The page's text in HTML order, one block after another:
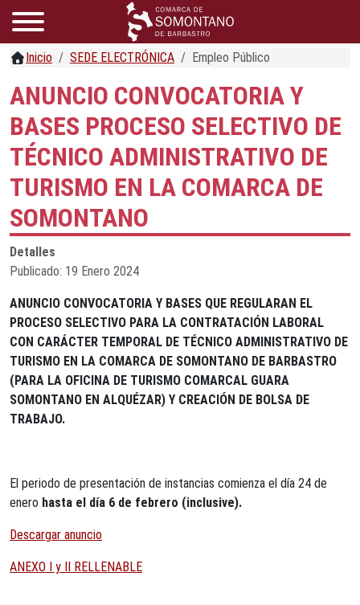
Inicio SEDE ELECTRÓNICA Empleo Público
ANUNCIO CONVOCATORIA Y
BASES PROCESO SELECTIVO DE
TÉCNICO ADMINISTRATIVO DE
TURISMO EN LA COMARCA DE
SOMONTANO
Detalles
Publicado: 19 Enero 2024
ANUNCIO CONVOCATORIA Y BASES QUE REGULARAN EL
PROCESO SELECTIVO PARA LA CONTRATACIÓN LABORAL
CON CARÁCTER TEMPORAL DE TÉCNICO ADMINISTRATIVO DE
TURISMO EN LA COMARCA DE SOMONTANO DE BARBASTRO
(PARA LA OFICINA DE TURISMO COMARCAL GUARA
SOMONTANO EN ALQUÉZAR) Y CREACIÓN DE BOLSA DE
TRABAJO.
El periodo de presentación de instancias comienza el día 24 de
enero hasta el día 6 de febrero (inclusive).
Descargar anuncio
ANEXO I y II RELLENABLE